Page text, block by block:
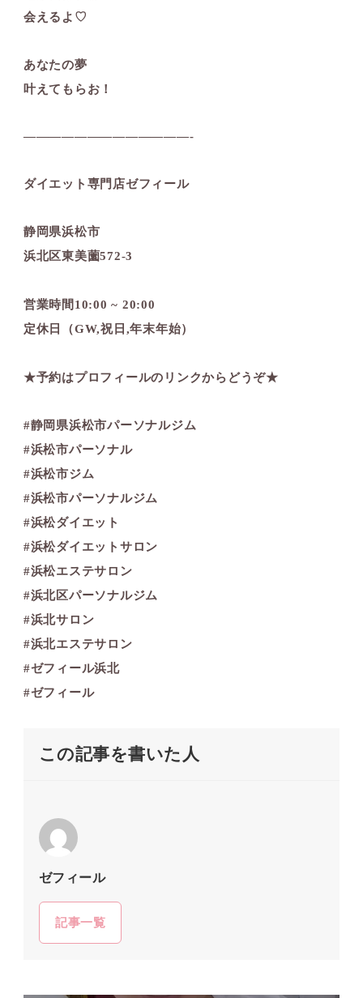
会えるよ♡
あなたの夢
叶えてもらお！
—————————————-
ダイエット専門店ゼフィール
静岡県浜松市
浜北区東美薗572-3
営業時間10:00 ~ 20:00
定休日（GW,祝日,年末年始）
★予約はプロフィールのリンクからどうぞ★
#静岡県浜松市パーソナルジム
#浜松市パーソナル
#浜松市ジム
#浜松市パーソナルジム
#浜松ダイエット
#浜松ダイエットサロン
#浜松エステサロン
#浜北区パーソナルジム
#浜北サロン
#浜北エステサロン
#ゼフィール浜北
#ゼフィール
この記事を書いた人
ゼフィール
記事一覧